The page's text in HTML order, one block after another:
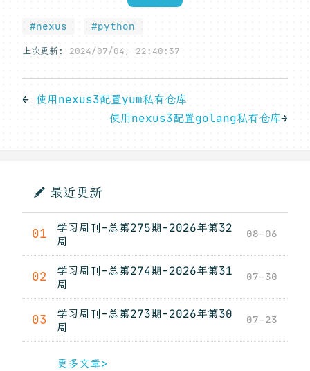
#nexus #python
上次更新: 2024/07/04, 22:40:37
← 使用nexus3配置yum私有仓库
使用nexus3配置golang私有仓库→
最近更新
01
学习周刊-总第275期-2026年第32
周
08-06
02
学习周刊-总第274期-2026年第31
周
07-30
03
学习周刊-总第273期-2026年第30
周
07-23
更多文章>